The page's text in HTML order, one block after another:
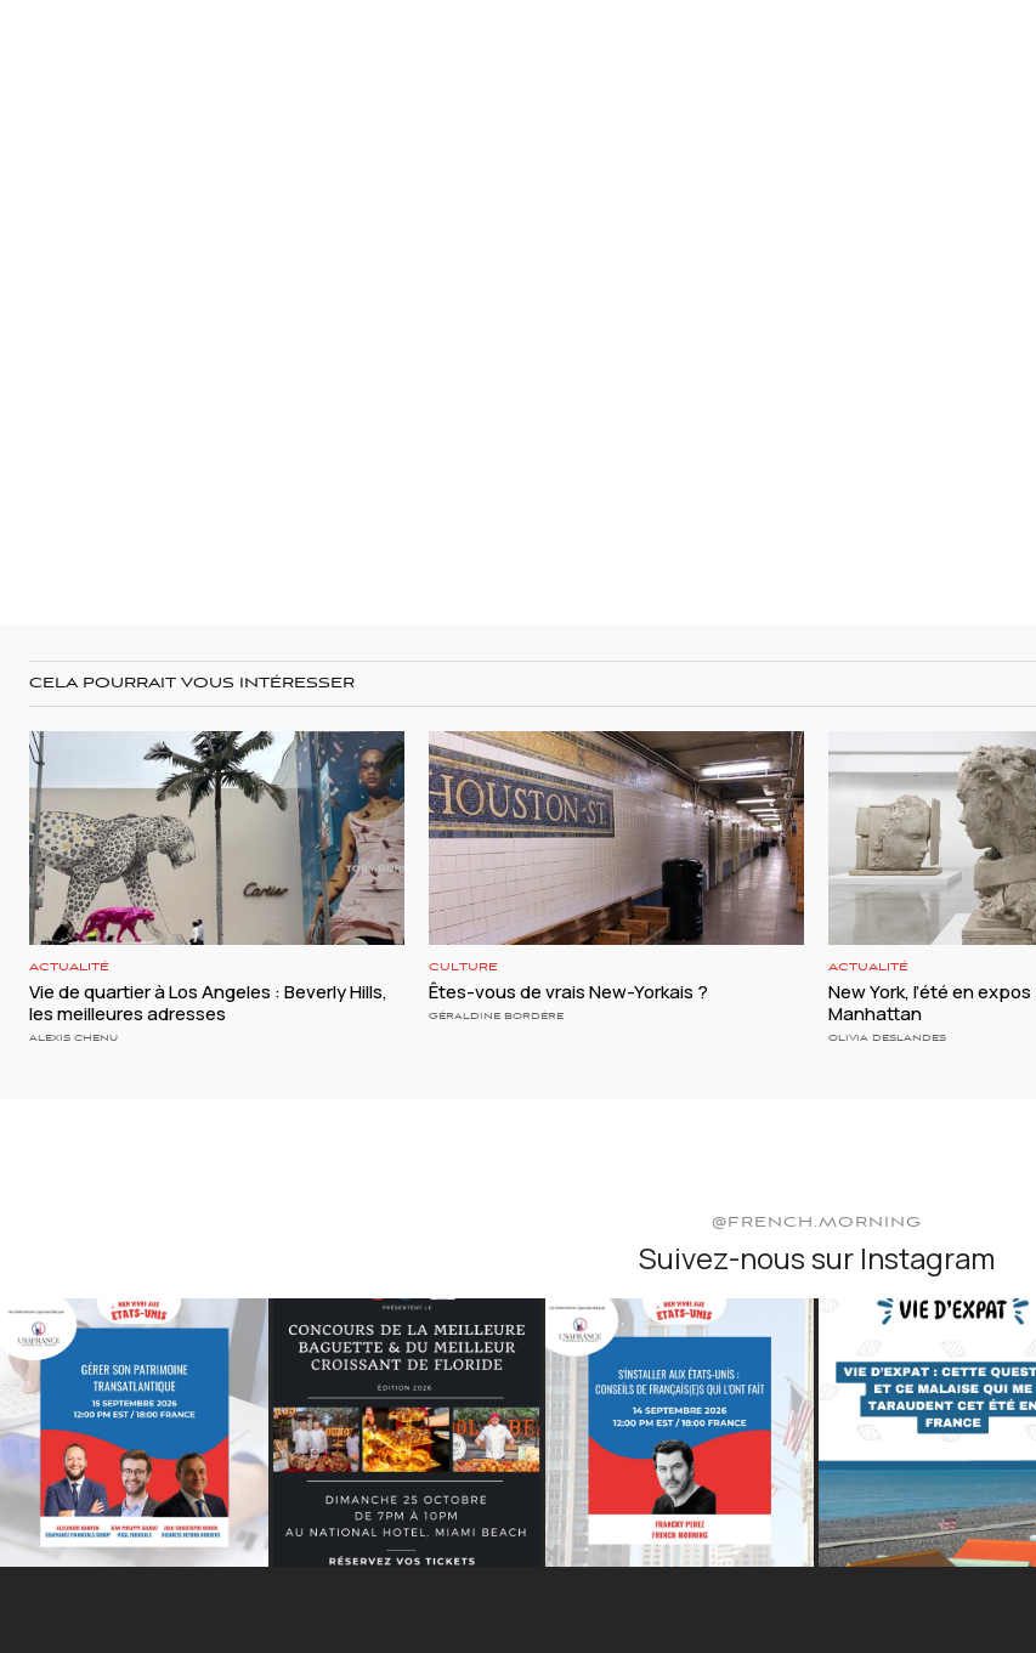
CELA POURRAIT VOUS INTÉRESSER
ACTUALITÉ
Vie de quartier à Los Angeles : Beverly Hills,
les meilleures adresses
ALEXIS CHENU
CULTURE
Êtes-vous de vrais New-Yorkais ?
GÉRALDINE BORDÈRE
ACTUALITÉ
New York, l’été en
Manhattan
OLIVIA DESLANDES
@FRENCH.MORNING
Suivez-nous sur Instagram